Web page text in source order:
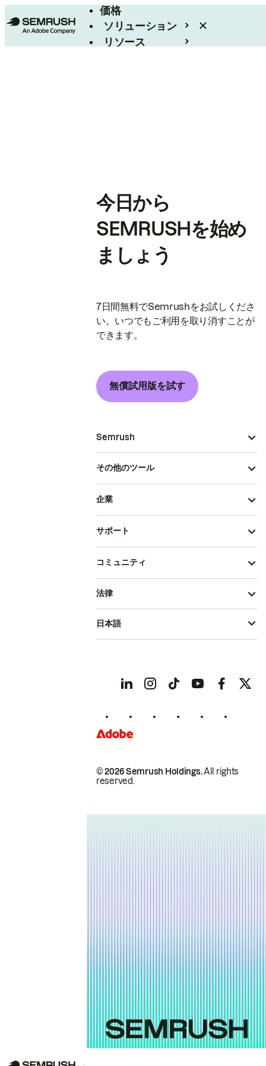
価格
ソリューション
リソース
今日から
SEMRUSHを始め
ましょう
7日間無料でSemrushをお試しくださ
い。いつでもご利用を取り消すことが
できます。
無償試用版を試す
Semrush
その他のツール
企業
サポート
コミュニティ
© 2026 Semrush Holdings.All rights
reserved.
法律
日本語